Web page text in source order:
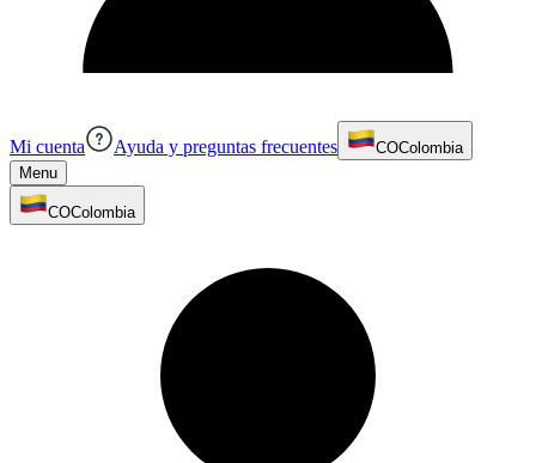
Mi cuenta Ayuda y preguntas frecuentes COColombia
Menu
COColombia